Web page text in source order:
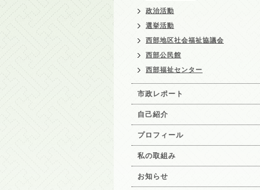
政治活動
選挙活動
西部地区社会福祉協議会
西部公民館
西部福祉センター
市政レポート
自己紹介
プロフィール
私の取組み
お知らせ